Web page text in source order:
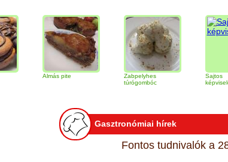
Almás pite
Zabpelyhes
túrógombóc
képviselőfánk
Gasztronómiai hírek
Fontos tudnivalók a